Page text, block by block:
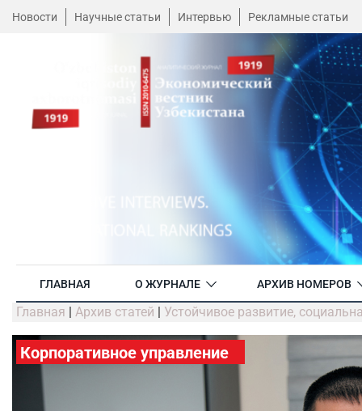
Новости Научные статьи Интервью Рекламные статьи
ГЛАВНАЯ О ЖУРНАЛЕ АРХИВ НОМЕРОВ
Главная | Архив статей | Устойчивое развитие,
Корпоративное управление